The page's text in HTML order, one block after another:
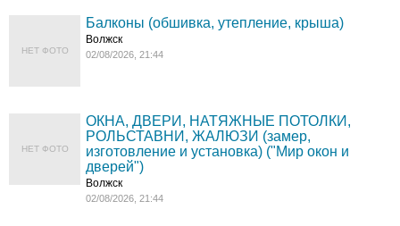
НЕТ ФОТО
Балконы (обшивка, утепление, крыша)
Волжск
02/08/2026, 21:44
НЕТ ФОТО
ОКНА, ДВЕРИ, НАТЯЖНЫЕ ПОТОЛКИ,
РОЛЬСТАВНИ, ЖАЛЮЗИ (замер,
изготовление и установка) ("Мир окон и
дверей")
Волжск
02/08/2026, 21:44